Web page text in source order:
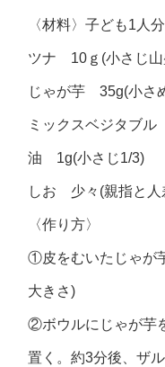
〈材料〉子ども1人分
ツナ 10ｇ(小さじ山
じゃが芋 35g(小さ
ミックスベジタブ
油 1g(小さじ1/3)
しお 少々(親指と人
〈作り方〉
①皮をむいたじゃが
大きさ)
②ボウルにじゃが芋
置く。約3分後、ザル